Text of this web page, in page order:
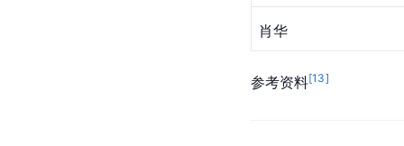
肖华
参考资料[13]